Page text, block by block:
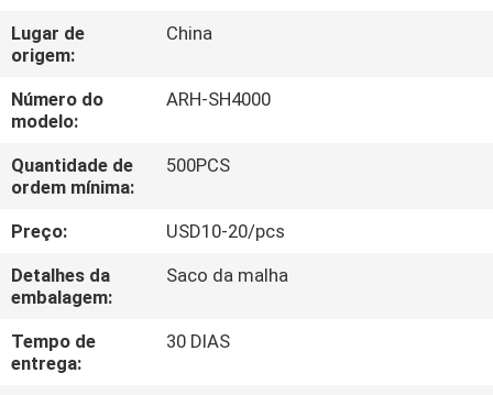
SOBRE
NÓS
EXCURSÃO
DA
FÁBRICA
CONTROLE
QUALIDADE
Lugar de
origem:
China
Número do
modelo:
ARH-SH4000
Quantidade de
ordem mínima:
500PCS
Preço:
USD10-20/pcs
Detalhes da
embalagem:
Saco da malha
Tempo de
entrega:
30 DIAS